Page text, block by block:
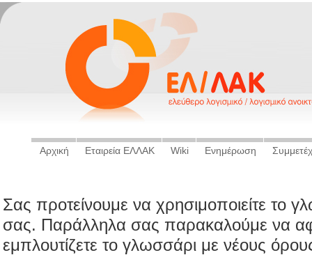
Αρχική Εταιρεία ΕΛΛΑΚ Wiki Ενημέρωση
Σας προτείνουμε να χρησιμοποιείτε το
σας. Παράλληλα σας παρακαλούμε να
εμπλουτίζετε το γλωσσάρι με νέους